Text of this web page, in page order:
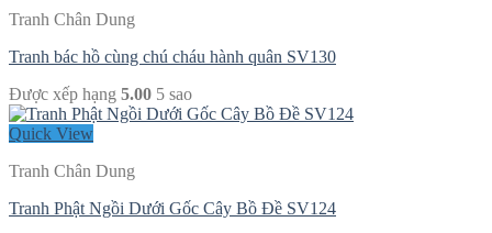
Tranh Chân Dung
Tranh bác hồ cùng chú cháu hành quân SV130
Được xếp hạng 5.00 5 sao
Quick View
Tranh Chân Dung
Tranh Phật Ngồi Dưới Gốc Cây Bồ Đề SV124